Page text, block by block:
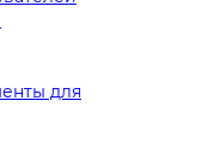
для